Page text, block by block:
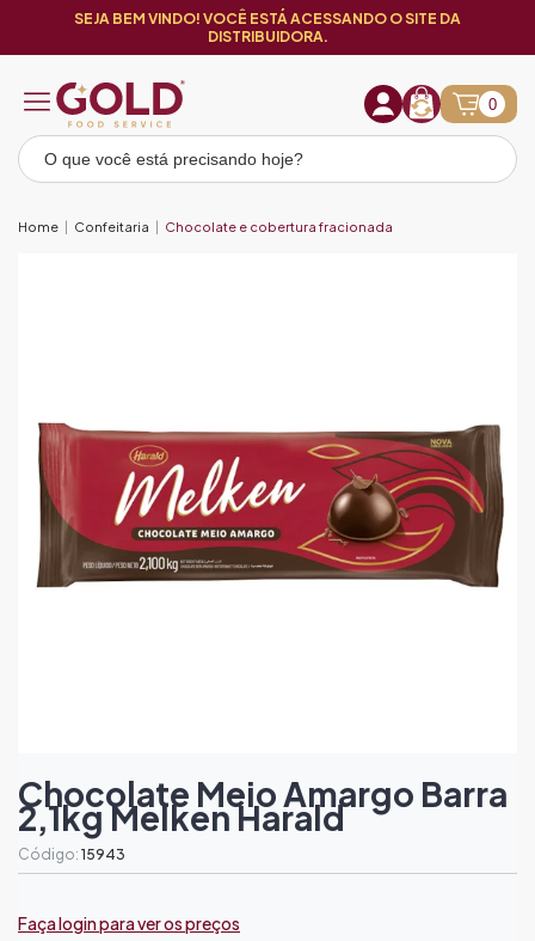
SEJA BEM VINDO! VOCÊ ESTÁ ACESSANDO O SITE DA
DISTRIBUIDORA.
0
Home Confeitaria Chocolate e cobertura fracionada
Chocolate Meio Amargo Barra
2,1kg Melken Harald
Código: 15943
Faça login para ver os preços